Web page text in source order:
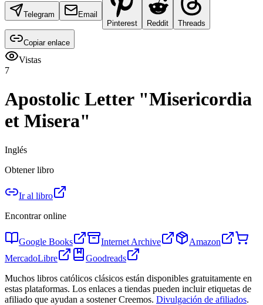
Telegram
Email
Pinterest
Reddit Threads
Copiar enlace
Vistas
7
Apostolic Letter "Misericordia
et Misera"
Inglés
Obtener libro
Ir al libro
Encontrar online
Google Books Internet Archive
Amazon
MercadoLibre
Goodreads
Muchos libros católicos clásicos están disponibles gratuitamente en
estas plataformas. Los enlaces a tiendas pueden incluir etiquetas de
afiliado que ayudan a sostener Creemos. Divulgación de afiliados.